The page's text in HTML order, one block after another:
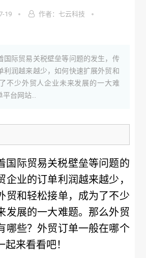
19
作者：七云科技
国际贸易关税壁垒等问题的发生，传
利润越来越少，如何快速扩展外贸和
不少外贸人企业未来发展的一大难
台网站...
国际贸易关税壁垒等问题的
企业的订单利润越来越少，
贸和轻松接单，成为了不少
发展的一大难题。那么外贸
哪些？外贸订单一般在哪个
来看看吧！